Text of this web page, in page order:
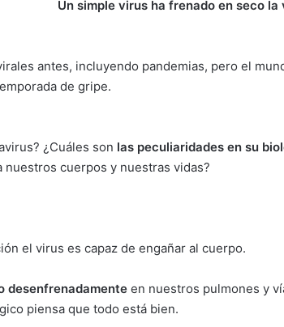
Un simple virus ha frenado en seco
antes, incluyendo pandemias, pero el
de gripe.
¿Cuáles son las peculiaridades en su
nuestros cuerpos y nuestras vidas?
el virus es capaz de engañar al cuerpo.
desenfrenadamente en nuestros pulmones y
piensa que todo está bien.